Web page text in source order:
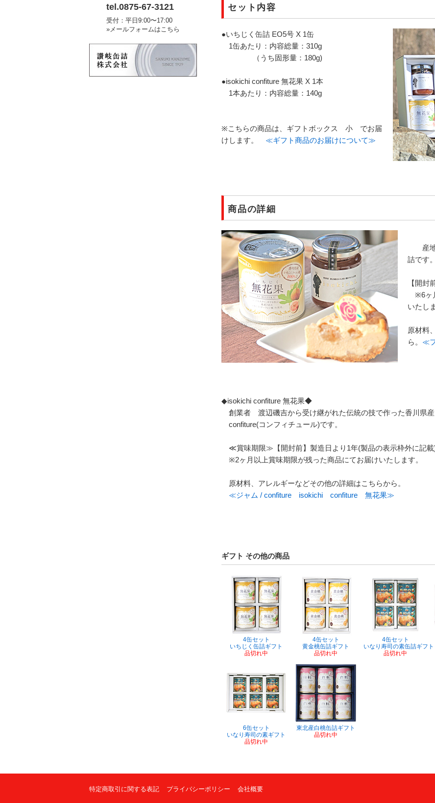
tel.0875-67-3121
受付：平日9:00〜17:00
»メールフォームはこちら
セット内容
●いちじく缶詰 EO5号 X 1缶
1缶あたり：内容総量：310g
（うち固形量：180g)
●isokichi confiture 無花果 X 1本
1本あたり：内容総量：140g
※こちらの商品は、ギフトボックス 小 でお届
けします。 ≪ギフト商品のお届けについて≫
商品の詳細
◆い
産地
詰です。
≪
【開封
※6ヶ
いたし
原材料
ら。 ≪
◆isokichi confiture 無花果◆
創業者 渡辺磯吉から受け継がれた伝統の技で作った香川県
confiture(コンフィチュール)です。
≪賞味期限≫【開封前】製造日より1年(製品の表示枠外に記載
※2ヶ月以上賞味期限が残った商品にてお届けいたします。
原材料、アレルギーなどその他の詳細はこちらから。
≪ジャム / confiture isokichi confiture 無花果≫
ギフト その他の商品
4缶セット
いちじく缶詰ギフト
品切れ中
4缶セット
黄金桃缶詰ギフト
品切れ中
4缶セット
いなり寿司の素缶詰ギフト
品切れ中
6缶セット
いなり寿司の素ギフト
品切れ中
東北産白桃缶詰ギフト
品切れ中
特定商取引に関する表記 プライバシーポリシー 会社概要